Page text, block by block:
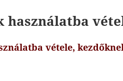
használatba
vétele,